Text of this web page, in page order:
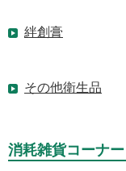
絆創膏
その他衛生品
消耗雑貨コーナー